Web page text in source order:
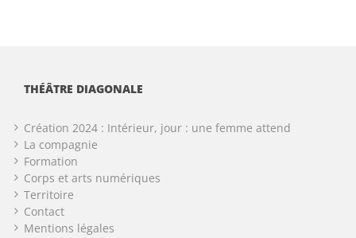
THÉÂTRE DIAGONALE
Création 2024 : Intérieur, jour : une femme attend
La compagnie
Formation
Corps et arts numériques
Territoire
Contact
Mentions légales